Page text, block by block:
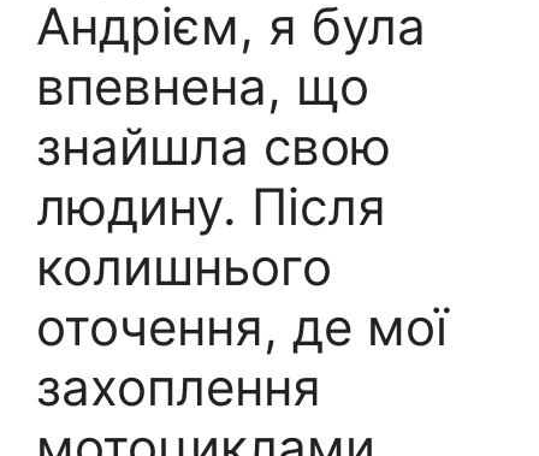
Андрієм, я була
впевнена, що
знайшла свою
людину. Після
колишнього
оточення, де мої
захоплення